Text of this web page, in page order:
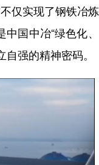
仅实现了钢铁冶
中国中冶“绿色化
强的精神密码。